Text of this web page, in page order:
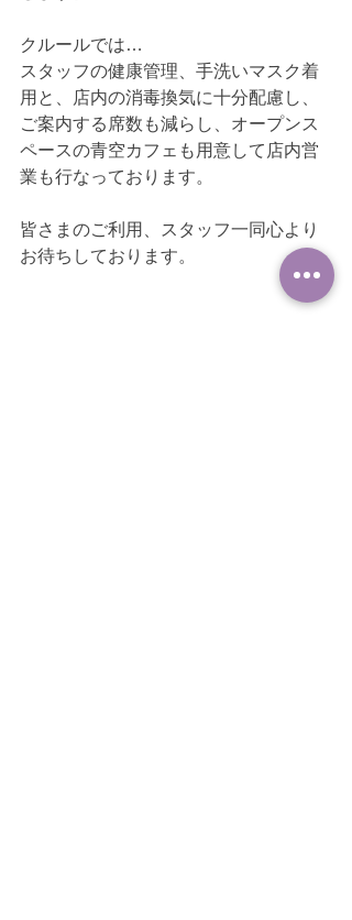
クルールでは…
スタッフの健康管理、手洗いマスク着
用と、店内の消毒換気に十分配慮し、
ご案内する席数も減らし、オープンス
ペースの青空カフェも用意して店内営
業も行なっております。
皆さまのご利用、スタッフ一同心より
お待ちしております。